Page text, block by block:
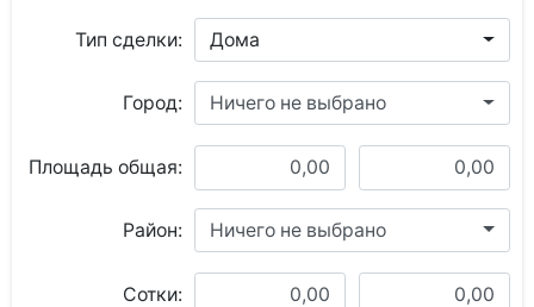
Тип сделки: Дома
Город: Ничего не выбрано
Площадь общая:
Район: Ничего не выбрано
Сотки: